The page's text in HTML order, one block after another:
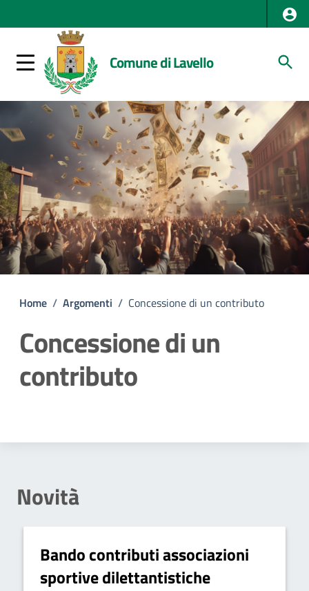
Comune di Lavello
Home / Argomenti / Concessione di un contributo
Concessione di un
contributo
Novità
Bando contributi associazioni
sportive dilettantistiche